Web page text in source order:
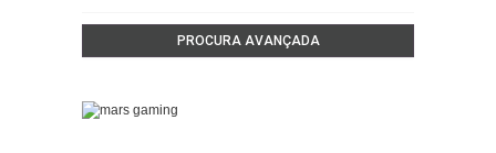
PROCURA AVANÇADA